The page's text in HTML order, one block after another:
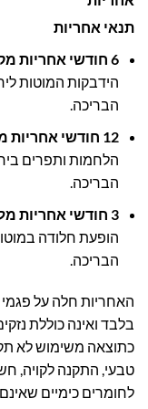
תנאי אחריות
6 חודשי אחריות מקיפה
הידבקות המוטות
הבריכה.
12 חודשי אחריות מלאה
הלחמות ותפרים
הבריכה.
3 חודשי אחריות מלאה
הופעת חלודה
הבריכה.
האחריות חלה על פגמי
בלבד ואינה כוללת
כתוצאה משימוש לא
טבעי, התקנה לקויה,
לחומרים כימיים שאינם